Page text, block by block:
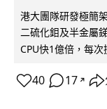
港大團隊研發極簡
二硫化鉬及半金屬
CPU快1億倍，每
40 17 ↗